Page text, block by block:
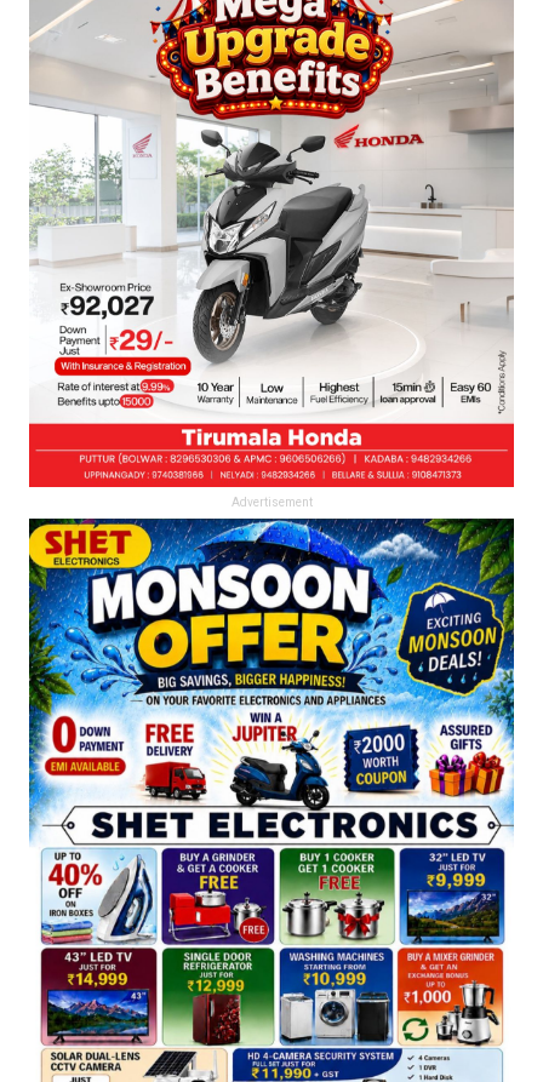
Advertisement